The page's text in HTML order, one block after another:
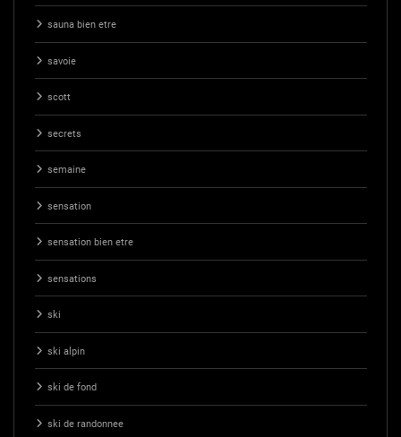
sauna bien etre
savoie
scott
secrets
semaine
sensation
sensation bien etre
sensations
ski
ski alpin
ski de fond
ski de randonnee